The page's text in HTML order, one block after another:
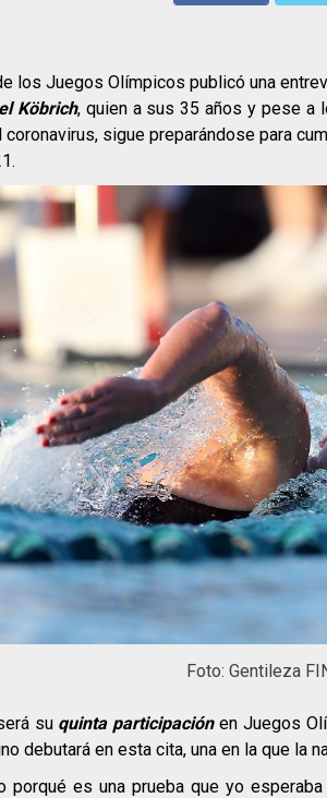
los Juegos Olímpicos publicó una
Köbrich, quien a sus 35 años y pese a
coronavirus, sigue preparándose para
Foto: Gentileza
su quinta participaciónen Juegos
debutará en esta cita, una en la que la
porqué es una prueba que yo